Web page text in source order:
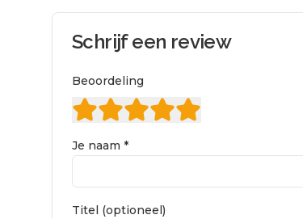
Schrijf een review
Beoordeling
Je naam *
Titel (optioneel)